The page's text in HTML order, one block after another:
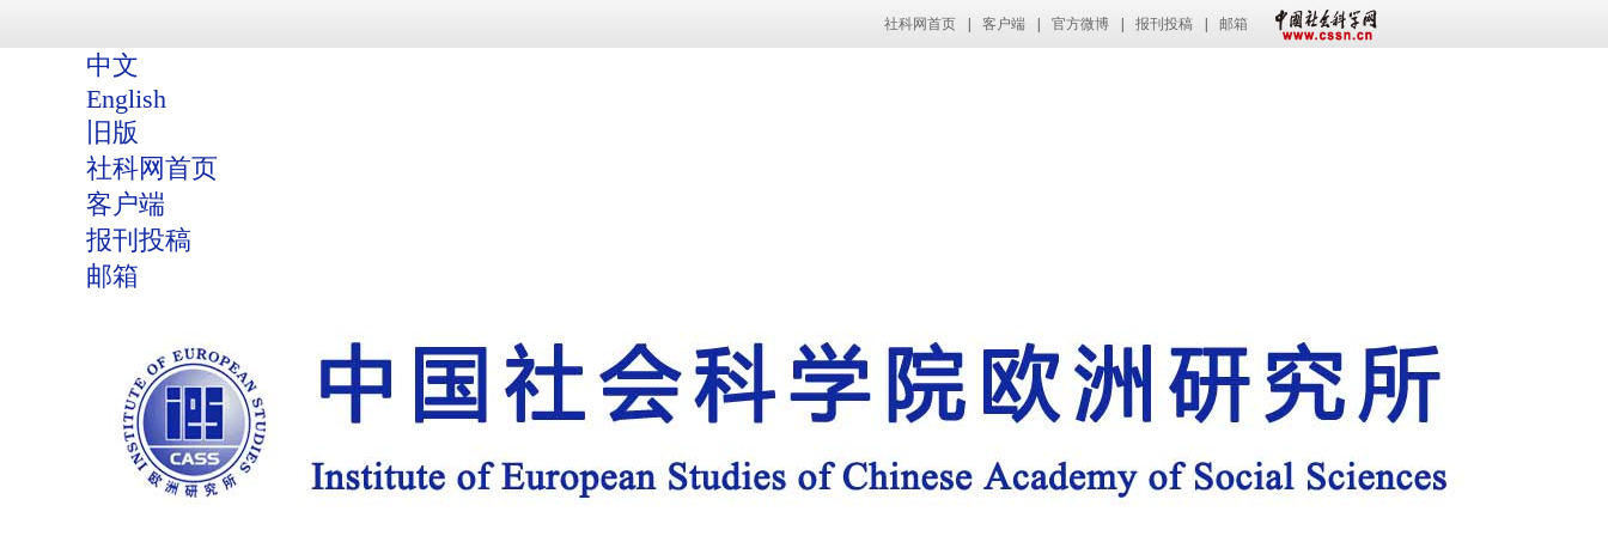
社科网首页 客户端 官方微博 报刊投稿 邮箱
中文
English
旧版
社科网首页
客户端
报刊投稿
邮箱